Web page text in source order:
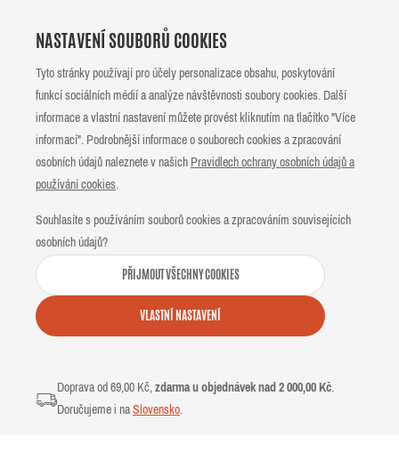
NASTAVENÍ SOUBORŮ COOKIES
Tyto stránky používají pro účely personalizace obsahu, poskytování
funkcí sociálních médií a analýze návštěvnosti soubory cookies. Další
informace a vlastní nastavení můžete provést kliknutím na tlačítko "Více
informací". Podrobnější informace o souborech cookies a zpracování
osobních údajů naleznete v našich Pravidlech ochrany osobních údajů a
používání cookies.
Souhlasíte s používáním souborů cookies a zpracováním souvisejících
osobních údajů?
PŘIJMOUT VŠECHNY COOKIES
VLASTNÍ NASTAVENÍ
Doprava od 69,00 Kč,zdarma u objednávek nad 2 000,00 Kč.
Doručujeme i naSlovensko.